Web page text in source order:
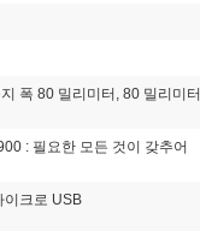
폭 80 밀리미터, 80 밀리미터
: 필요한 모든 것이 갖추어
이크로 USB